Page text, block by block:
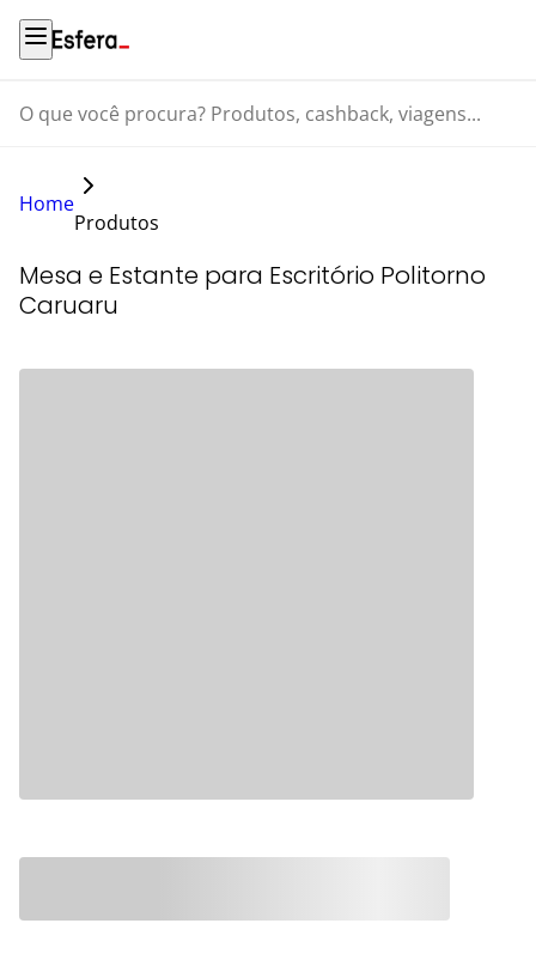
O que você procura? Produtos, cashback, viagens...
Home
Produtos
Mesa e Estante para Escritório Politorno
Caruaru